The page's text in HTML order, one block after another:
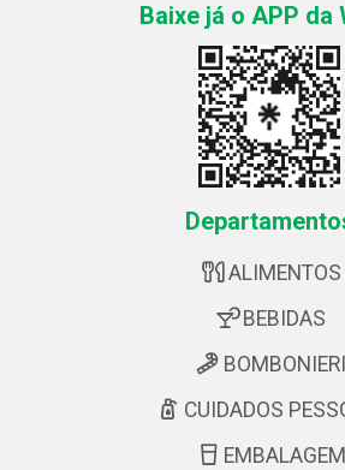
Baixe já o APP da
ALIMENTOS
BEBIDAS
BOMBONIERI
CUIDADOS
EMBALAGEM